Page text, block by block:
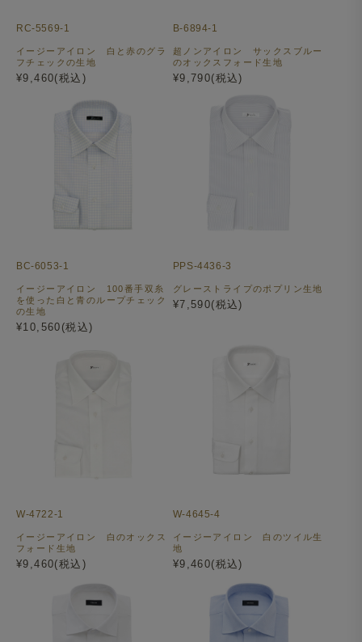
RC-5569-1
イージーアイロン 白と赤のグラ
フチェックの生地
¥9,460(税込)
B-6894-1
超ノンアイロン サックスブルー
のオックスフォード生地
¥9,790(税込)
BC-6053-1
イージーアイロン 100番手双糸
を使った白と青のループチェック
の生地
¥10,560(税込)
PPS-4436-3
グレーストライプのポプリン生地
¥7,590(税込)
W-4722-1
イージーアイロン 白のオックス
フォード生地
¥9,460(税込)
W-4645-4
イージーアイロン 白のツイル生
地
¥9,460(税込)